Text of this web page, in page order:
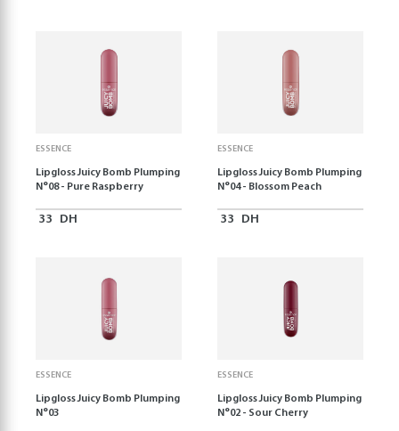
ESSENCE
Lipgloss Juicy Bomb Plumping
N°08 - Pure Raspberry
33 DH
ESSENCE
Lipgloss Juicy Bomb Plumping
N°04 - Blossom Peach
33 DH
ESSENCE
Lipgloss Juicy Bomb Plumping
N°03
ESSENCE
Lipgloss Juicy Bomb Plumping
N°02 - Sour Cherry